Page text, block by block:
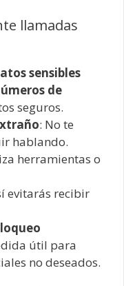
llamadas
sensibles
de
seguros.
: No te
hablando.
herramientas o
evitarás recibir
útil para
no deseados.